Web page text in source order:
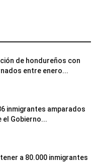
de hondureños con
entre enero...
inmigrantes amparados
el Gobierno...
a 80.000 inmigrantes